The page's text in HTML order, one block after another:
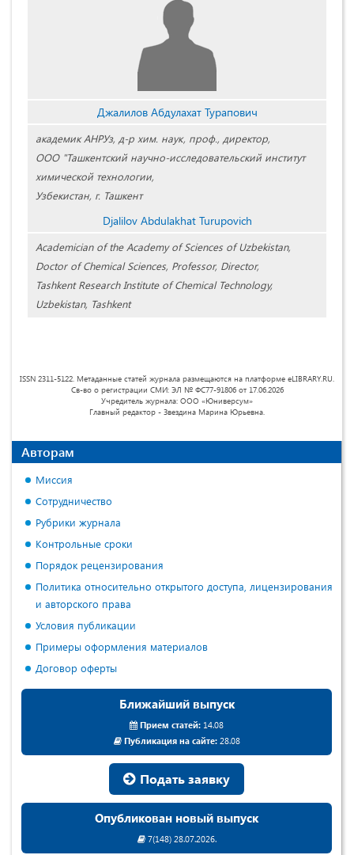
Джалилов Абдулахат Турапович
академик АНРУз, д-р хим. наук, проф., директор,
ООО "Ташкентский научно-исследовательский институт
химической технологии,
Узбекистан, г. Ташкент
Djalilov Abdulakhat Turupovich
Academician of the Academy of Sciences of Uzbekistan,
Doctor of Chemical Sciences, Professor, Director,
Tashkent Research Institute of Chemical Technology,
Uzbekistan, Tashkent
ISSN 2311-5122. Метаданные статей журнала размещаются на платформе eLIBRARY.RU.
Св-во о регистрации СМИ: ЭЛ № ФС77-91806 от 17.06.2026
Учредитель журнала: ООО «Юниверсум»
Главный редактор - Звездина Марина Юрьевна.
Авторам
Миссия
Сотрудничество
Рубрики журнала
Контрольные сроки
Порядок рецензирования
Политика относительно открытого доступа, лицензирования
и авторского права
Условия публикации
Примеры оформления материалов
Договор оферты
Ближайший выпуск
Прием статей: 14.08
Публикация на сайте:28.08
Подать заявку
Опубликован новый выпуск
7(148) 28.07.2026.